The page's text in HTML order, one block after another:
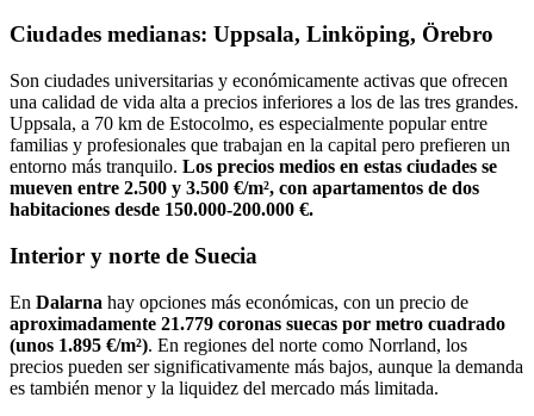
Ciudades medianas: Uppsala, Linköping, Örebro
Son ciudades universitarias y económicamente activas que ofrecen
una calidad de vida alta a precios inferiores a los de las tres grandes.
Uppsala, a 70 km de Estocolmo, es especialmente popular entre
familias y profesionales que trabajan en la capital pero prefieren un
entorno más tranquilo. Los precios medios en estas ciudades se
mueven entre 2.500 y 3.500 €/m², con apartamentos de dos
habitaciones desde 150.000-200.000 €.
Interior y norte de Suecia
En Dalarna hay opciones más económicas, con un precio de
aproximadamente 21.779 coronas suecas por metro cuadrado
(unos 1.895 €/m²). En regiones del norte como Norrland, los
precios pueden ser significativamente más bajos, aunque la demanda
es también menor y la liquidez del mercado más limitada.